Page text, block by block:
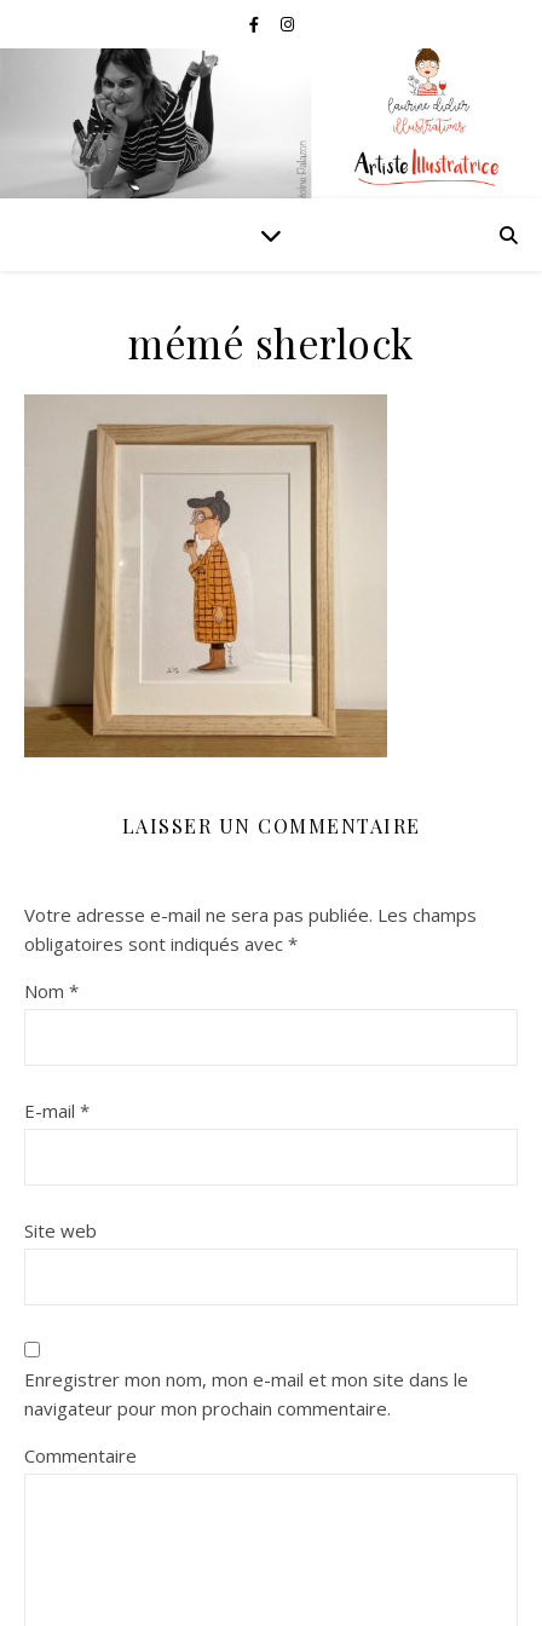
mémé sherlock
LAISSER UN COMMENTAIRE
Votre adresse e-mail ne sera pas publiée. Les champs
obligatoires sont indiqués avec *
Nom *
E-mail *
Site web
Enregistrer mon nom, mon e-mail et mon site dans le
navigateur pour mon prochain commentaire.
Commentaire